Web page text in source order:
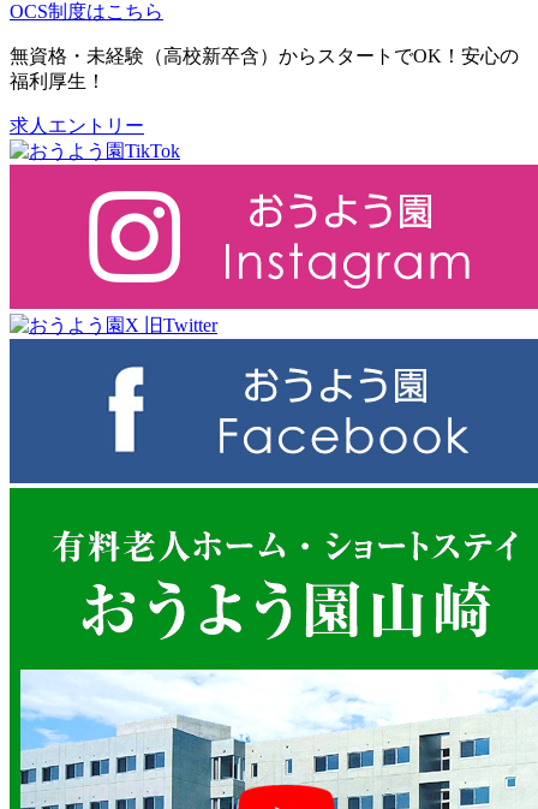
OCS制度はこちら
無資格・未経験（高校新卒含）からスタートでOK！安心の
福利厚生！
求人エントリー